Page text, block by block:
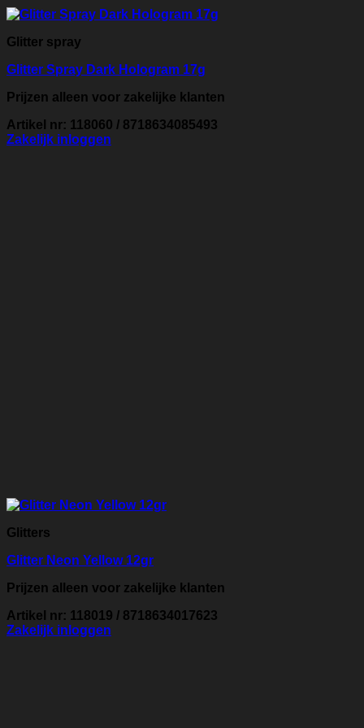
Glitter spray
Glitter Spray Dark Hologram 17g
Prijzen alleen voor zakelijke klanten
Artikel nr: 118060 / 8718634085493
Zakelijk inloggen
Glitters
Glitter Neon Yellow 12gr
Prijzen alleen voor zakelijke klanten
Artikel nr: 118019 / 8718634017623
Zakelijk inloggen